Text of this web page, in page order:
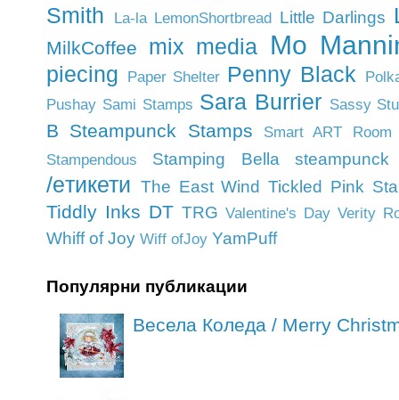
Smith La-la LemonShortbread Little Darlings
MilkCoffee mix media Mo
piecing Paper Shelter Penny Black
Pushay Sami Stamps Sara Burrier Sassy
B Steampunck Stamps
Smart ART Room
Stampendous
Stamping Bella steampunck
/eтикети The East Wind Tickled Pink
Tiddly Inks DT TRG Valentine's Day Verity
Whiff of Joy Wiff ofJoy YamPuff
Популярни публикации
Весела Коледа / Merry